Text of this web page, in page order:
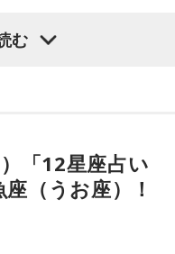
一つのプレーの重みが
ヤクルト×DeNA」
～試合終了 （延長対
りそうです。直感が冴
は自分の直感を参考に
む
「12星座占い
（うお座）！